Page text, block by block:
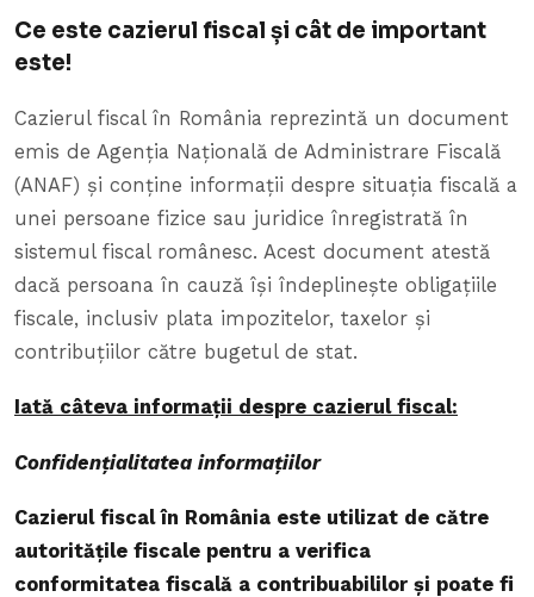
Ce este cazierul fiscal și cât de important
este!
Cazierul fiscal în România reprezintă un document
emis de Agenția Națională de Administrare Fiscală
(ANAF) și conține informații despre situația fiscală a
unei persoane fizice sau juridice înregistrată în
sistemul fiscal românesc. Acest document atestă
dacă persoana în cauză își îndeplinește obligațiile
fiscale, inclusiv plata impozitelor, taxelor și
contribuțiilor către bugetul de stat.
Iată câteva informații despre cazierul fiscal:
Confidențialitatea informațiilor
Cazierul fiscal în România este utilizat de către
autoritățile fiscale pentru a verifica
conformitatea fiscală a contribuabililor și poate fi